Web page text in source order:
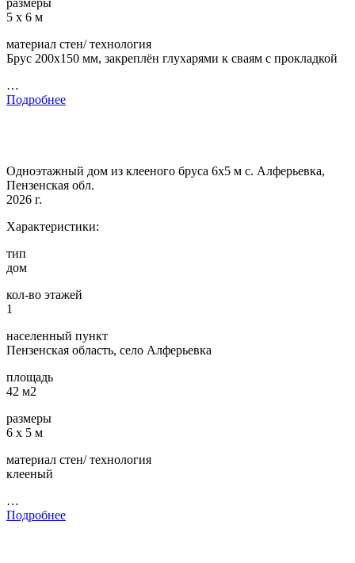
размеры
5 х 6 м
материал стен/ технология
Брус 200х150 мм, закреплён глухарями к сваям с прокладкой
…
Подробнее
Одноэтажный дом из клееного бруса 6х5 м с. Алферьевка,
Пензенская обл.
2026 г.
Характеристики:
тип
дом
кол-во этажей
1
населенный пункт
Пензенская область, село Алферьевка
площадь
42 м2
размеры
6 х 5 м
материал стен/ технология
клееный
…
Подробнее